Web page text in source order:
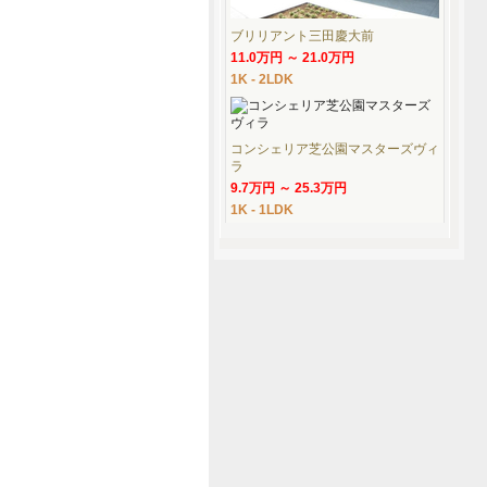
ブリリアント三田慶大前
11.0万円 ～ 21.0万円
1K - 2LDK
コンシェリア芝公園マスターズヴィ
ラ
9.7万円 ～ 25.3万円
1K - 1LDK